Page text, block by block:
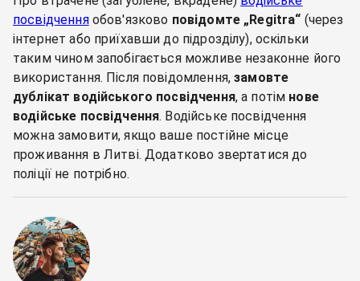
посвідченняобов'язково повідомте „Regitra“ (через
інтернет або приїхавши до підрозділу), оскільки
таким чином запобігається можливе незаконне його
використання. Після повідомлення,замовте
дублікат водійського посвідчення, а потім нове
водійське посвідчення. Водійське посвідчення
можна замовити, якщо ваше постійне місце
проживання в Литві. Додатково звертатися до
поліції не потрібно.